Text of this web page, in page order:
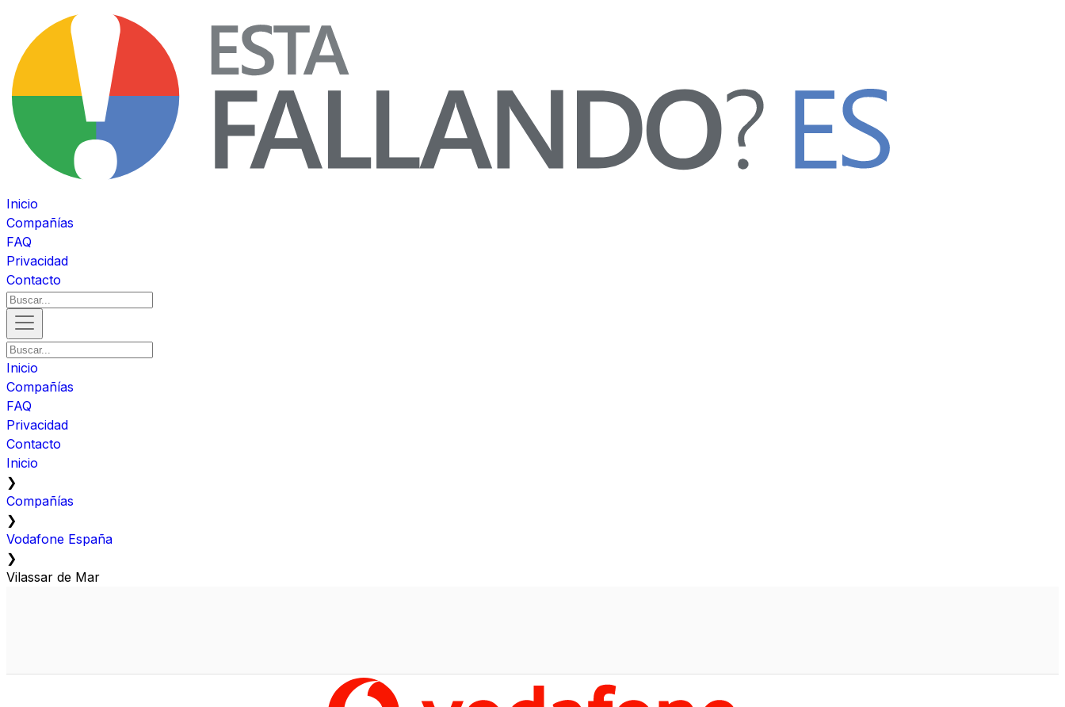
Inicio
Compañías
FAQ
Privacidad
Contacto
Inicio
Compañías
FAQ
Privacidad
Contacto
Inicio
❯
Compañías
❯
Vodafone España
❯
Vilassar de Mar